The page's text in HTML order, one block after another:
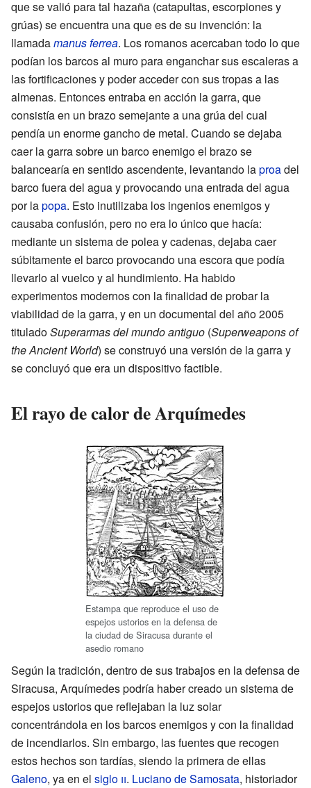
que se valió para tal hazaña (catapultas, escorpiones y
grúas) se encuentra una que es de su invención: la
llamadamanus ferrea. Los romanos acercaban todo lo que
podían los barcos al muro para enganchar sus escaleras a
las fortificaciones y poder acceder con sus tropas a las
almenas. Entonces entraba en acción la garra, que
consistía en un brazo semejante a una grúa del cual
pendía un enorme gancho de metal. Cuando se dejaba
caer la garra sobre un barco enemigo el brazo se
balancearía en sentido ascendente, levantando laproadel
barco fuera del agua y provocando una entrada del agua
por lapopa. Esto inutilizaba los ingenios enemigos y
causaba confusión, pero no era lo único que hacía:
mediante un sistema de polea y cadenas, dejaba caer
súbitamente el barco provocando una escora que podía
llevarlo al vuelco y al hundimiento. Ha habido
experimentos modernos con la finalidad de probar la
viabilidad de la garra, y en un documental del año 2005
tituladoSuperarmas del mundo antiguo (Superweapons of
the Ancient World) se construyó una versión de la garra y
se concluyó que era un dispositivo factible.
El rayo de calor de Arquímedes
Estampa que reproduce el uso de
espejos ustorios en la defensa de
la ciudad de Siracusa durante el
asedio romano
Según la tradición, dentro de sus trabajos en la defensa de
Siracusa, Arquímedes podría haber creado un sistema de
espejos ustorios que reflejaban la luz solar
concentrándola en los barcos enemigos y con la finalidad
de incendiarlos. Sin embargo, las fuentes que recogen
estos hechos son tardías, siendo la primera de ellas
Galeno, ya en el siglo ii. Luciano de Samosata, historiador